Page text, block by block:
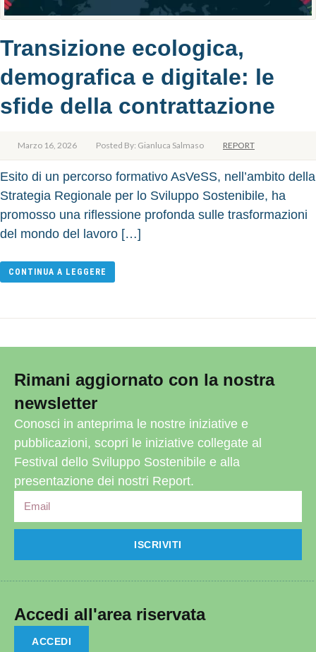
Transizione ecologica,
demografica e digitale: le
sfide della contrattazione
Marzo 16, 2026 Posted By: Gianluca Salmaso REPORT
Esito di un percorso formativo AsVeSS, nell’ambito della
Strategia Regionale per lo Sviluppo Sostenibile, ha
promosso una riflessione profonda sulle trasformazioni
del mondo del lavoro […]
CONTINUA A LEGGERE
Rimani aggiornato con la nostra
newsletter
Conosci in anteprima le nostre iniziative e
pubblicazioni, scopri le iniziative collegate al
Festival dello Sviluppo Sostenibile e alla
presentazione dei nostri Report.
ISCRIVITI
Accedi all'area riservata
ACCEDI